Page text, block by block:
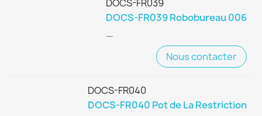
DOCS-FR039
DOCS-FR039 Robobureau 006
—
Nous contacter
DOCS-FR040
DOCS-FR040 Pot de La Restriction